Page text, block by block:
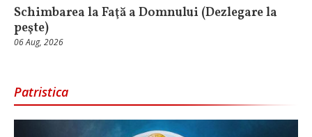
Schimbarea la Faţă a Domnului (Dezlegare la
peşte)
06 Aug, 2026
Patristica